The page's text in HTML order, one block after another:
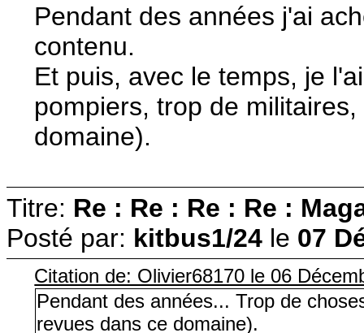
Pendant des années j'ai
contenu.
Et puis, avec le temps, je
pompiers, trop de
domaine).
Titre: Re : Re : Re : Re :
Posté par: kitbus1/24 le 07
Citation de: Olivier68170 le 06
Pendant des années... Trop de
revues dans ce domaine).